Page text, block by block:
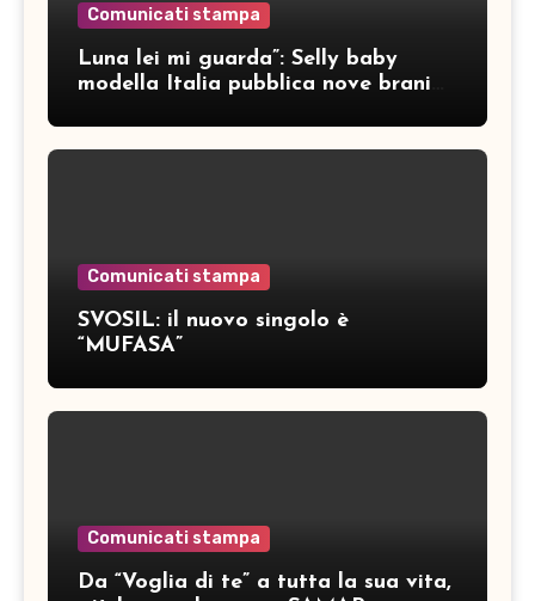
Comunicati stampa
Luna lei mi guarda”: Selly baby
modella Italia pubblica nove brani
Comunicati stampa
SVOSIL: il nuovo singolo è
“MUFASA”
Comunicati stampa
Da “Voglia di te” a tutta la sua vita,